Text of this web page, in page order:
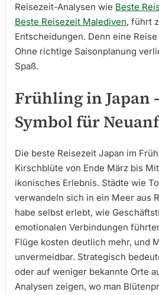
Reisezeit-Analysen wie Beste
Beste Reisezeit Malediven, führt
Entscheidungen. Denn eine
Ohne richtige Saisonplanung
Spaß.
Frühling in Japan
Symbol für
Die beste Reisezeit Japan im
Kirschblüte von Ende März bis
ikonisches Erlebnis. Städte wie
verwandeln sich in ein Meer aus
habe selbst erlebt, wie
emotionalen Verbindungen
Flüge kosten deutlich mehr, und
unvermeidbar. Strategisch
oder auf weniger bekannte Orte
Analysen zeigen, wo man